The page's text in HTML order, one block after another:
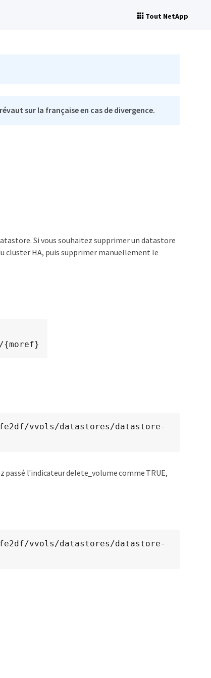
Tout NetApp
sur la française en cas de divergence.
Si vous souhaitez supprimer un datastore
cluster HA, puis supprimer manuellement le
l'indicateur delete_volume comme TRUE,